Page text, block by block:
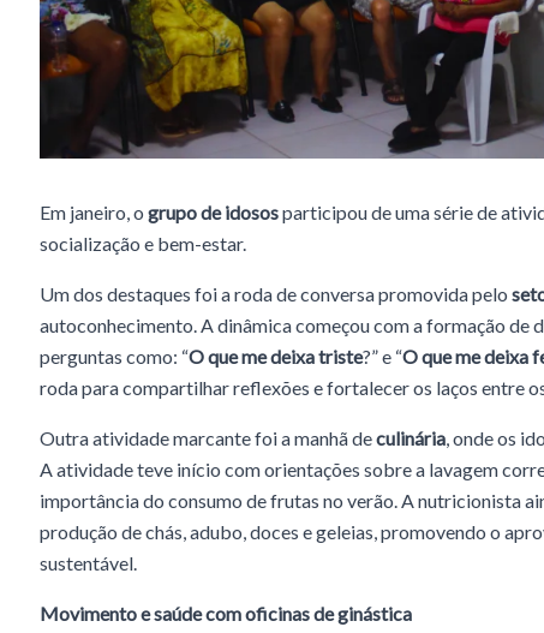
Em janeiro, o grupo de idososparticipou de uma série de
socialização e bem-estar.
Um dos destaques foi a roda de conversa promovida pelo
autoconhecimento. A dinâmica começou com a formação de
perguntas como: “O que me deixa triste?” e “O que me deixa
roda para compartilhar reflexões e fortalecer os laços entre
Outra atividade marcante foi a manhã deculinária, onde os
A atividade teve início com orientações sobre a lavagem
importância do consumo de frutas no verão. A nutricionista
produção de chás, adubo, doces e geleias, promovendo o
sustentável.
Movimento e saúde com oficinas de ginástica